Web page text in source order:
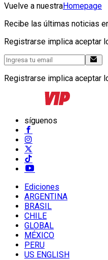
Vuelve a nuestraHomepage
Recibe las últimas noticias
Registrarse implica aceptar
Registrarse implica aceptar
síguenos
Ediciones
ARGENTINA
BRASIL
CHILE
GLOBAL
MÉXICO
PERU
US ENGLISH